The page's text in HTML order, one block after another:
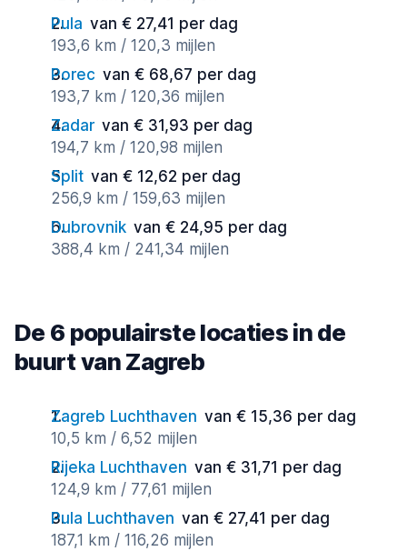
Pula van € 27,41 per dag
193,6 km / 120,3 mijlen
Porec van € 68,67 per dag
193,7 km / 120,36 mijlen
Zadar van € 31,93 per dag
194,7 km / 120,98 mijlen
Split van € 12,62 per dag
256,9 km / 159,63 mijlen
Dubrovnik van € 24,95 per dag
388,4 km / 241,34 mijlen
De 6 populairste locaties in de
buurt van Zagreb
Zagreb Luchthaven van € 15,36 per dag
10,5 km / 6,52 mijlen
Rijeka Luchthaven van € 31,71 per dag
124,9 km / 77,61 mijlen
Pula Luchthaven van € 27,41 per dag
187,1 km / 116,26 mijlen